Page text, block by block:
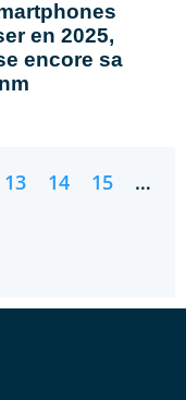
en 2025,
encore sa
13 14 15
…